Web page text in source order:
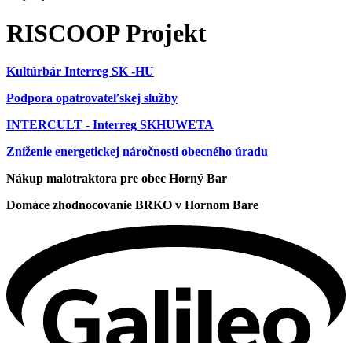
RISCOOP Projekt
Kultúrbár Interreg SK -HU
Podpora opatrovateľskej služby
INTERCULT - Interreg SKHUWETA
Zníženie energetickej náročnosti obecného úradu
Nákup malotraktora pre obec Horný Bar
Domáce zhodnocovanie BRKO v Hornom Bare